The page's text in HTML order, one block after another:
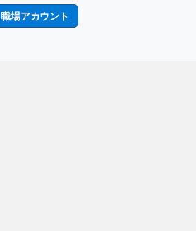
職場アカウント